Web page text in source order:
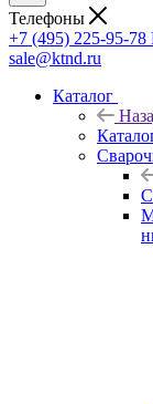
Телефоны
+7 (495) 225-95-78
sale@ktnd.ru
Каталог